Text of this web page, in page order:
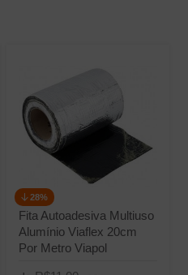
Fita Autoadesiva Multiuso
Alumínio Viaflex 20cm
Por Metro Viapol
28%